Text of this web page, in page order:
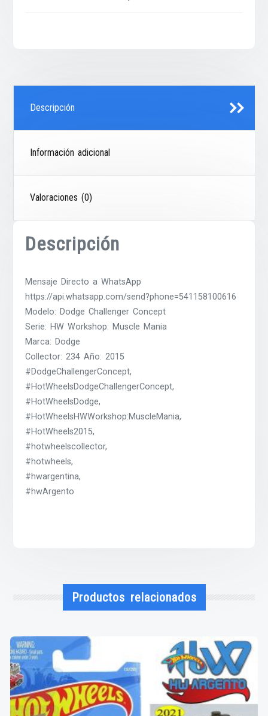
Descripción
Información adicional
Valoraciones (0)
Descripción
Mensaje Directo a WhatsApp
https://api.whatsapp.com/send?phone=541158100616
Modelo: Dodge Challenger Concept
Serie: HW Workshop: Muscle Mania
Marca: Dodge
Collector: 234 Año: 2015
#DodgeChallengerConcept,
#HotWheelsDodgeChallengerConcept,
#HotWheelsDodge,
#HotWheelsHWWorkshop:MuscleMania,
#HotWheels2015,
#hotwheelscollector,
#hotwheels,
#hwargentina,
#hwArgento
Productos relacionados